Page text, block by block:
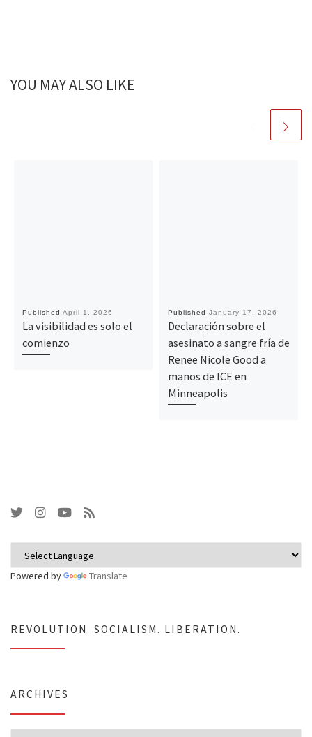
YOU MAY ALSO LIKE
Published April 1, 2026
La visibilidad es solo el
comienzo
Published January 17, 2026
Declaración sobre el
asesinato a sangre fría de
Renee Nicole Good a
manos de ICE en
Minneapolis
Powered by Translate
REVOLUTION. SOCIALISM. LIBERATION.
ARCHIVES